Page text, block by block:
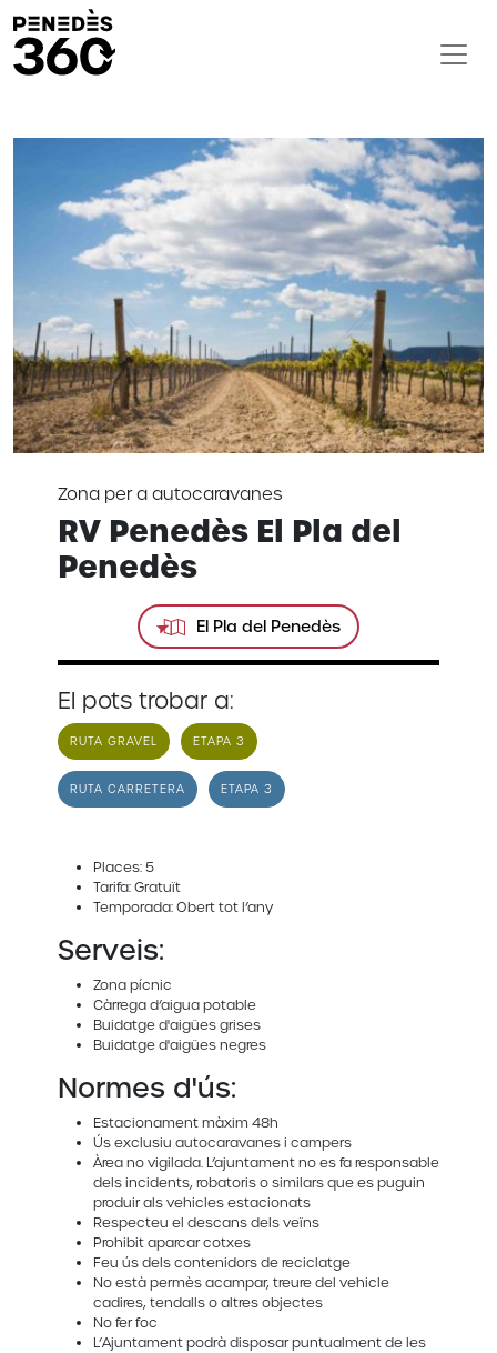
Zona per a autocaravanes
RV Penedès El Pla del
Penedès
El Pla del Penedès
El pots trobar a:
RUTA GRAVEL ETAPA 3
RUTA CARRETERA ETAPA 3
Places: 5
Tarifa: Gratuït
Temporada: Obert tot l’any
Serveis:
Zona pícnic
Càrrega d’aigua potable
Buidatge d'aigües grises
Buidatge d'aigües negres
Normes d'ús:
Estacionament màxim 48h
Ús exclusiu autocaravanes i campers
Àrea no vigilada. L’ajuntament no es fa responsable
dels incidents, robatoris o similars que es puguin
produir als vehicles estacionats
Respecteu el descans dels veïns
Prohibit aparcar cotxes
Feu ús dels contenidors de reciclatge
No està permès acampar, treure del vehicle
cadires, tendalls o altres objectes
No fer foc
L’Ajuntament podrà disposar puntualment de les